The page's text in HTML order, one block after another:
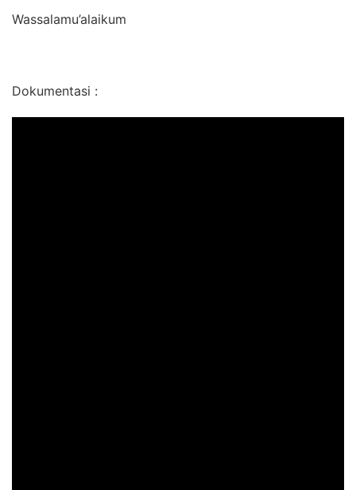
Wassalamu’alaikum
Dokumentasi :